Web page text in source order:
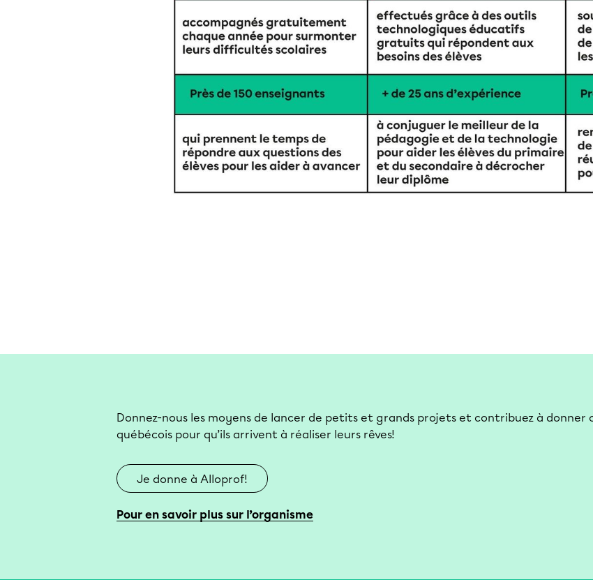
Donnez-nous les moyens de lancer de petits et grands projets et contribuez à donner
québécois pour qu’ils arrivent à réaliser leurs rêves!
Je donne à Alloprof!
Pour en savoir plus sur l’organisme